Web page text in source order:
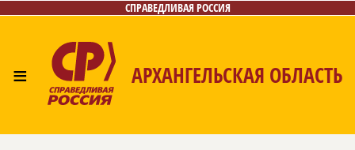
СПРАВЕДЛИВАЯ РОССИЯ
≡ АРХАНГЕЛЬСКАЯ ОБЛАСТЬ